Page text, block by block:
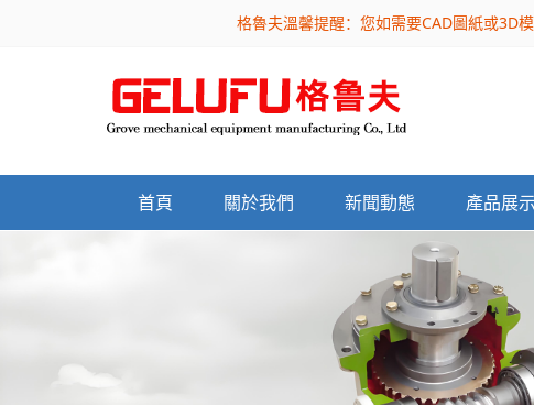
格魯夫溫馨提醒：您如需要CAD圖紙或3D
首頁 關於我們 新聞動態 產品展示